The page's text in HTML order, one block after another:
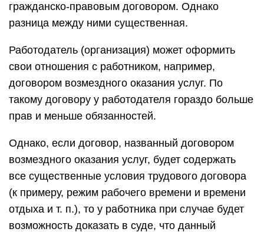
гражданско-правовым договором. Однако
разница между ними существенная.
Работодатель (организация) может оформить
свои отношения с работником, например,
договором возмездного оказания услуг. По
такому договору у работодателя гораздо больше
прав и меньше обязанностей.
Однако, если договор, названный договором
возмездного оказания услуг, будет содержать
все существенные условия трудового договора
(к примеру, режим рабочего времени и времени
отдыха и т. п.), то у работника при случае будет
возможность доказать в суде, что данный